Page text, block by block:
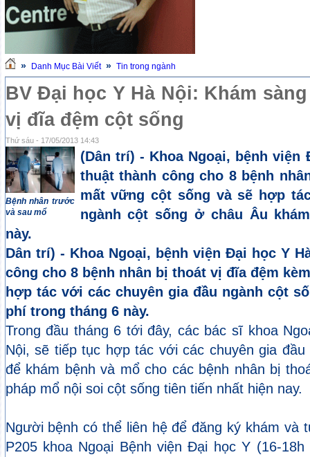
» Danh Mục Bài Viết » Tin trong ngành
BV Đại học Y Hà Nội: Khám
vị đĩa đệm cột sống
Thứ sáu - 17/05/2013 14:43
Bệnh nhân trước
và sau mổ
(Dân trí) - Khoa Ngoại, bệnh viện
thuật thành công cho 8 bệnh
mất vững cột sống và sẽ hợp
ngành cột sống ở châu Âu
này.
Dân trí) - Khoa Ngoại, bệnh viện Đại học Y
công cho 8 bệnh nhân bị thoát vị đĩa đệm
hợp tác với các chuyên gia đầu ngành cột
phí trong tháng 6 này.
Trong đầu tháng 6 tới đây, các bác sĩ khoa
Nội, sẽ tiếp tục hợp tác với các chuyên gia
để khám bệnh và mổ cho các bệnh nhân bị
pháp mổ nội soi cột sống tiên tiến nhất hiện nay.
Người bệnh có thể liên hệ để đăng ký khám và
P205 khoa Ngoại Bệnh viện Đại học Y (16-